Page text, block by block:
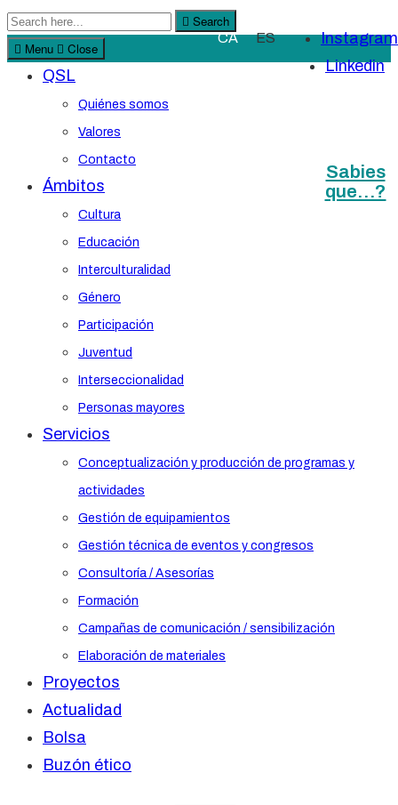
Search
for:
Search
Menu
Close
QSL
Quiénes somos
Valores
Contacto
Ámbitos
Cultura
Educación
Interculturalidad
Género
Participación
Juventud
Interseccionalidad
Personas mayores
Servicios
Conceptualización y producción de programas y
actividades
Gestión de equipamientos
Gestión técnica de eventos y congresos
Consultoría / Asesorías
Formación
Campañas de comunicación / sensibilización
Elaboración de materiales
Proyectos
Actualidad
Bolsa
Buzón ético
CA ES
Instagram
Linkedin
Sabies
que…?